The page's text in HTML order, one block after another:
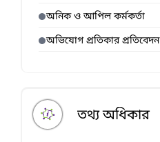
অনিক ও আপিল কর্মকর্তা
অভিযোগ প্রতিকার প্রতিবেদন
তথ্য অধিকার